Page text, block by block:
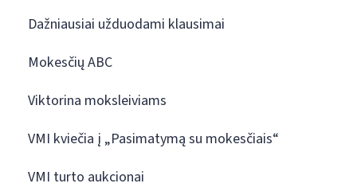
Dažniausiai užduodami klausimai
Mokesčių ABC
Viktorina moksleiviams
VMI kviečia į „Pasimatymą su mokesčiais“
VMI turto aukcionai